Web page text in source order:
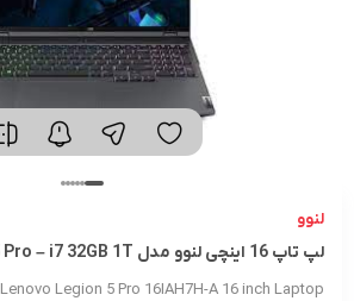
لنوو
لپ تاپ 16 اینچی لنوو مدل Legion 5 Pro – i7 32GB 1T
Lenovo Legion 5 Pro 16IAH7H-A 16 inch Laptop